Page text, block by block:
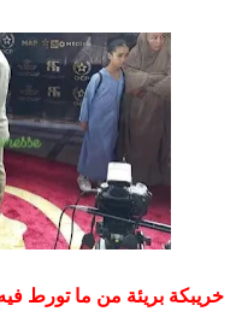
خريبكة بريئة من ما تورط